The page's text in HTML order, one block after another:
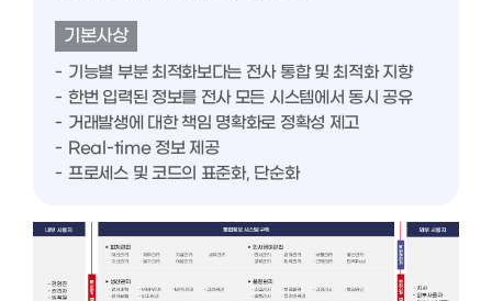
기본사상
기능별 부분 최적화보다는 전사 통합 및 최적화 지향
한번 입력된 정보를 전사 모든 시스템에서 동시 공유
거래발생에 대한 책임 명확화로 정확성 제고
Real-time 정보 제공
프로세스 및 코드의 표준화, 단순화